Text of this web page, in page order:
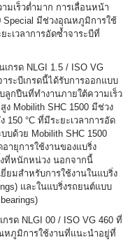
มเร็วต่ำมาก การเลื่อนหน้า
Special มีช่วงอุณหภูมิการใช้
ะเวลาการอัดซ้ำจาระบีที่
กรด NLGI 1.5 / ISO VG
ระบีเกรดนี้ได้รับการออกแบบ
ลูกปืนที่ทำงานภายใต้ความเร็ว
Mobilith SHC 1500 มีช่วง
°C ที่มีระยะเวลาการอัด
บด้วย Mobilith SHC 1500
ายุการใช้งานของแบริ่ง
ที่หนักหน่วง นอกจากนี้
ยมสำหรับการใช้งานในแบริ่ง
และในแบริ่งรถยนต์แบบ
รด NLGI 00 / ISO VG 460 ที่
ภูมิการใช้งานที่แนะนำอยู่ที่